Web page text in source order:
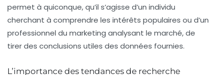
permet à quiconque, qu’il s’agisse d’un individu
cherchant à comprendre les intérêts populaires ou d’un
professionnel du marketing analysant le marché, de
tirer des conclusions utiles des données fournies.
L’importance des tendances de recherche